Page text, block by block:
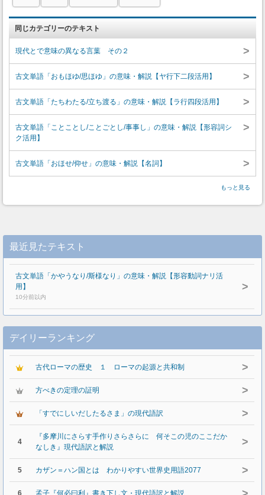
同じカテゴリーのテキスト
現代とで意味の異なる言葉 その２ >
古文単語「おもほゆ/思ほゆ」の意味・解説【ヤ行下二段活用】 >
古文単語「たちわたる/立ち渡る」の意味・解説【ラ行四段活用】 >
古文単語「ことことし/ことごとし/事事し」の意味・解説【形容詞シ
ク活用】
>
古文単語「おほせ/仰せ」の意味・解説【名詞】 >
もっと見る
最近見たテキスト
古文単語「かやうなり/斯様なり」の意味・解説【形容動詞ナリ活
用】
10分前以内
>
デイリーランキング
古代ローマの歴史 １ ローマの起源と共和制 >
方べきの定理の証明 >
「すでにしいだしたるさま」の現代語訳 >
4
『多摩川にさらす手作りさらさらに 何そこの児のここだか
なしき』現代語訳と解説
>
5 カザン＝ハン国とは わかりやすい世界史用語2077 >
6 孟子『何必曰利』書き下し文・現代語訳と解説